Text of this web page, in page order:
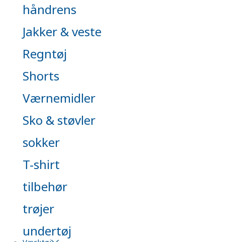
håndrens
Jakker & veste
Regntøj
Shorts
Værnemidler
Sko & støvler
sokker
T-shirt
tilbehør
trøjer
undertøj